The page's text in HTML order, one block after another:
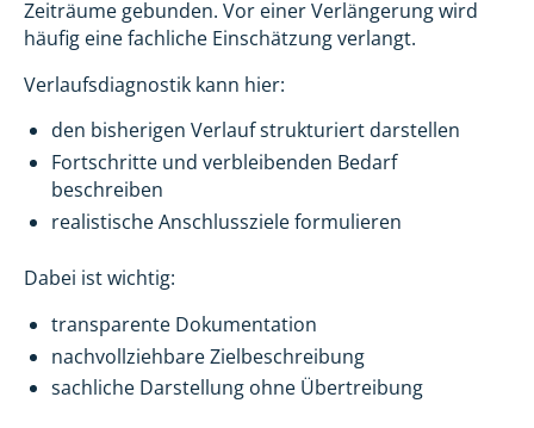
Zeiträume gebunden. Vor einer Verlängerung wird
häufig eine fachliche Einschätzung verlangt.
Verlaufsdiagnostik kann hier:
den bisherigen Verlauf strukturiert darstellen
Fortschritte und verbleibenden Bedarf
beschreiben
realistische Anschlussziele formulieren
Dabei ist wichtig:
transparente Dokumentation
nachvollziehbare Zielbeschreibung
sachliche Darstellung ohne Übertreibung